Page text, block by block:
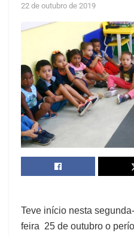
22 de outubro de 2019
Teve início nesta
feira 25 de outubro o